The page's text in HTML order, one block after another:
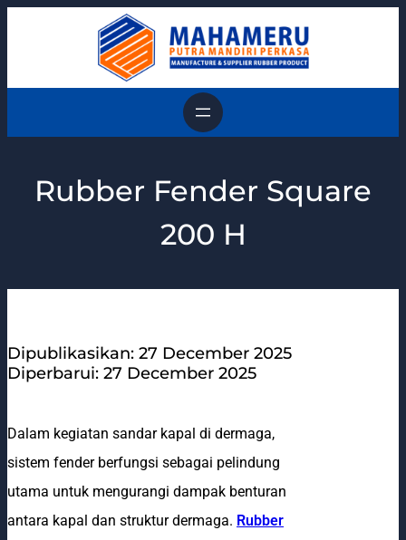
Rubber Fender Square
200 H
Dipublikasikan: 27 December 2025
Diperbarui: 27 December 2025
Dalam kegiatan sandar kapal di dermaga,
sistem fender berfungsi sebagai pelindung
utama untuk mengurangi dampak benturan
antara kapal dan struktur dermaga. Rubber